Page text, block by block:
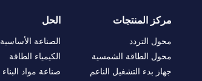
مركز المنتجات
محول التردد
محول الطاقة الشمسية
جهاز بدء التشغيل الناعم
الحل
الصناعة الأساسية
الكيمياء الطاقة
صناعة مواد البناء